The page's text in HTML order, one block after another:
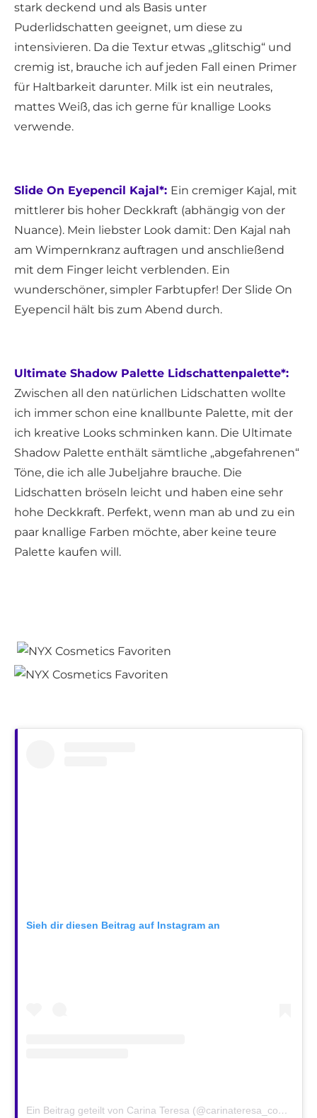
stark deckend und als Basis unter
Puderlidschatten geeignet, um diese zu
intensivieren. Da die Textur etwas „glitschig“ und
cremig ist, brauche ich auf jeden Fall einen Primer
für Haltbarkeit darunter. Milk ist ein neutrales,
mattes Weiß, das ich gerne für knallige Looks
verwende.
Slide On Eyepencil Kajal*: Ein cremiger Kajal, mit
mittlerer bis hoher Deckkraft (abhängig von der
Nuance). Mein liebster Look damit: Den Kajal nah
am Wimpernkranz auftragen und anschließend
mit dem Finger leicht verblenden. Ein
wunderschöner, simpler Farbtupfer! Der Slide On
Eyepencil hält bis zum Abend durch.
Ultimate Shadow Palette Lidschattenpalette*:
Zwischen all den natürlichen Lidschatten wollte
ich immer schon eine knallbunte Palette, mit der
ich kreative Looks schminken kann. Die Ultimate
Shadow Palette enthält sämtliche „abgefahrenen“
Töne, die ich alle Jubeljahre brauche. Die
Lidschatten bröseln leicht und haben eine sehr
hohe Deckkraft. Perfekt, wenn man ab und zu ein
paar knallige Farben möchte, aber keine teure
Palette kaufen will.
Sieh dir diesen Beitrag auf Instagram an
Ein Beitrag geteilt von Carina Teresa (@carinateresa_com)